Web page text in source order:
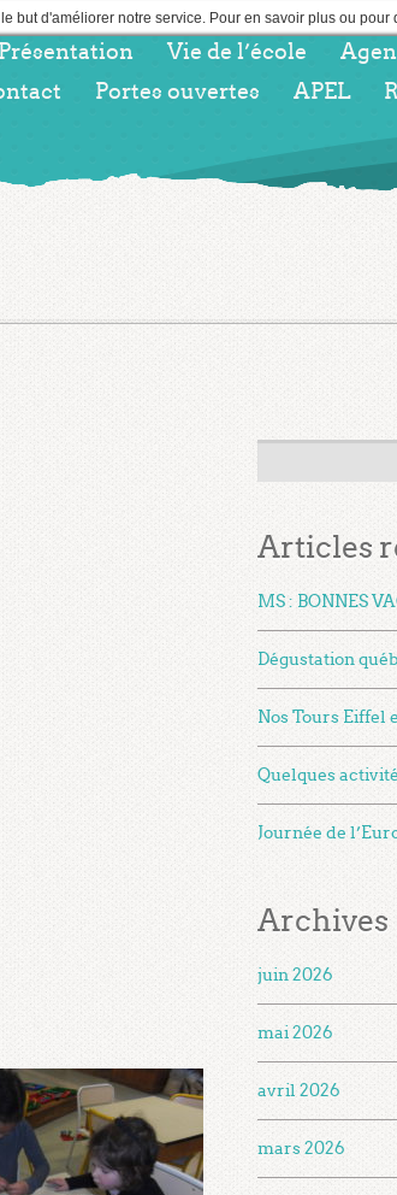
but d'améliorer notre service. Pour en savoir plus ou pour
Présentation Vie de l’école
Portes ouvertes APEL
Articles
MS : BONNES
Dégustation
Nos Tours Eiffel
Quelques
Journée de
Archives
juin 2026
mai 2026
avril 2026
mars 2026